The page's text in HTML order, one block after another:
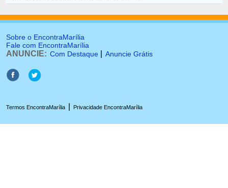
Sobre o EncontraMarília
Fale com EncontraMarília
ANUNCIE: Com Destaque Anuncie Grátis
Termos EncontraMarília Privacidade EncontraMarília